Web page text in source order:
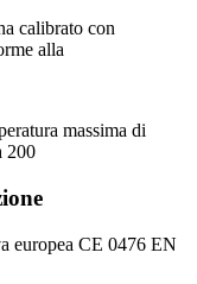
calibrato con
alla
massima di
200
europea CE 0476 EN